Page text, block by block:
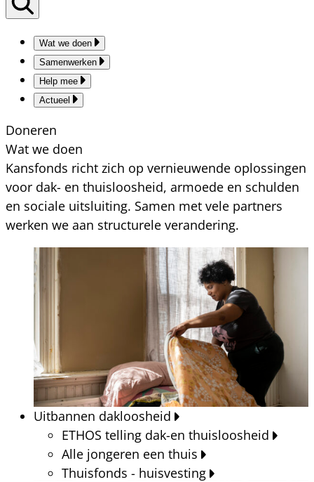
Wat we doen
Samenwerken
Help mee
Actueel
Doneren
Wat we doen
Kansfonds richt zich op vernieuwende oplossingen
voor dak- en thuisloosheid, armoede en schulden
en sociale uitsluiting. Samen met vele partners
werken we aan structurele verandering.
Uitbannen dakloosheid
ETHOS telling dak-en thuisloosheid
Alle jongeren een thuis
Thuisfonds - huisvesting